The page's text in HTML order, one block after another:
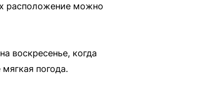
расположение можно
воскресенье, когда
погода.